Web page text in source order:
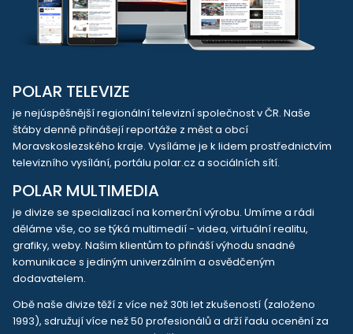
POLAR TELEVIZE
je nejúspěšnější regionální televizní společnost v ČR. Naše
štáby denně přinášejí reportáže z měst a obcí
Moravskoslezského kraje. Vysíláme je k lidem prostřednictvím
televizního vysílání, portálu polar.cz a sociálních sítí.
POLAR MULTIMEDIA
je divize se specializací na komerční výrobu. Umíme a rádi
děláme vše, co se týká multimedií - videa, virtuální realitu,
grafiky, weby. Našim klientům to přináší výhodu snadné
komunikace s jediným univerzálním a osvědčeným
dodavatelem.
Obě naše divize těží z více než 30ti let zkušeností (založeno
1993), sdružují více než 50 profesionálů a drží řadu ocenění za